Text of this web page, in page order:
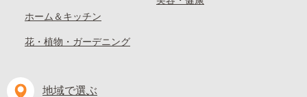
ホーム＆キッチン
花・植物・ガーデニング
地域で選ぶ